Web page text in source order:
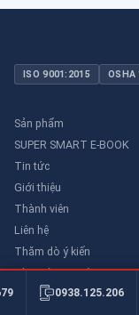
ISO 9001:2015 OSHA
Sản phẩm
SUPER SMART E-BOOK
Tin tức
Giới thiệu
Thành viên
Liên hệ
Thăm dò ý kiến
Thư viên an toàn
0938.125.206